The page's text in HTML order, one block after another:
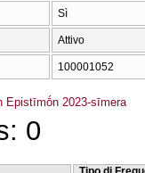
Sì
Attivo
100001052
Epistīmṓn 2023-sīmera
0